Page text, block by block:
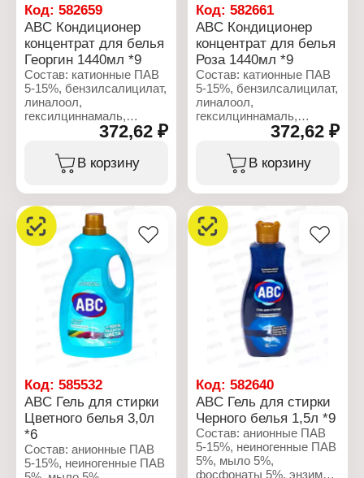
Код: 582659
ABC Кондиционер
концентрат для белья
Георгин 1440мл *9
Состав: катионные ПАВ
5-15%, бензилсалицилат,
линалоол,
гексилциннамаль,
кумарин, цитронеллол
метилхлороизотиазолинон,
метилизотиазолинон 5%.
Бренд: ABC
Тип товара: Кондиционер
для белья
Вариация: концентрат
Название: "Георгин"
Объем: 1440 мл
372,62 ₽
В корзину
Код:582661
ABC Кондиционер
концентрат для белья
Роза 1440мл *9
Состав: катионные ПАВ
5-15%, бензилсалицилат,
линалоол,
гексилциннамаль,
кумарин, цитронеллол
метилхлороизотиазолинон,
метилизотиазолинон 5%.
Бренд: ABC
Тип товара: Кондиционер
для белья
Вариация: концентрат
Название: "Rose Passion"
Объем: 1440 мл
372,62 ₽
В корзину
Код: 585532
ABC Гель для стирки
Цветного белья 3,0л
*6
Состав: анионные ПАВ
5-15%, неиногенные ПАВ
Код:582640
ABC Гель для стирки
Черного белья 1,5л *9
Состав: анионные ПАВ
5-15%, неиногенные ПАВ
5%, мыло 5%,
фосфонаты 5%, энзимы